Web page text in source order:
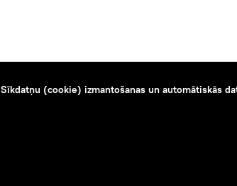
Sīkdatņu (cookie) izmantošanas un automātiskās